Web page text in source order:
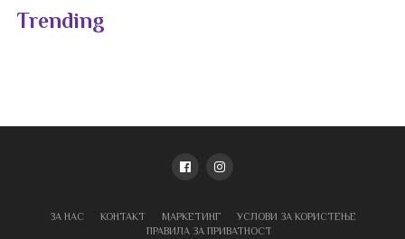
Trending
ЗА НАС КОНТАКТ МАРКЕТИНГ
УСЛОВИ ЗА КОРИСТЕЊЕ
ПРАВИЛА ЗА ПРИВАТНОСТ